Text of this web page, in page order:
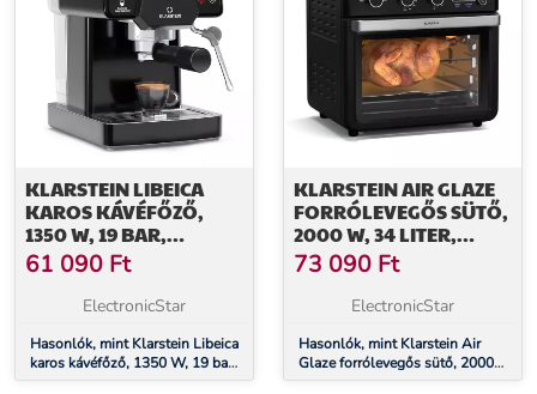
KLARSTEIN LIBEICA
KAROS KÁVÉFŐZŐ,
1350 W, 19 BAR,
ÉRINTÉSES VEZÉRLÉS,
ROZSDAMENTES ACÉL,
NYOMÁS ÉS
61 090 Ft
ElectronicStar
Hasonlók, mint Klarstein Libeica
karos kávéfőző, 1350 W, 19 bar,
érintéses vezérlés,
KLARSTEIN AIR GLAZE
FORRÓLEVEGŐS SÜTŐ,
2000 W, 34 LITER,
PANORÁMAABLAK,
TARTOZÉKKÉSZLETTEL
EGYÜTT
73 090 Ft
ElectronicStar
Hasonlók, mint Klarstein Air
Glaze forrólevegős sütő, 2000
W, 34 liter, panorámaablak,